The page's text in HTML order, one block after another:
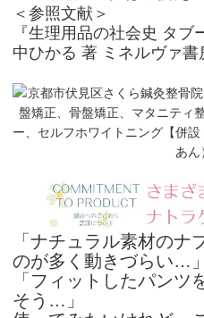
＜参照文献＞
『生理用品の社会史 タ
中ひかる 著 ミネルヴァ書
「ナチュラル素材のナ
のが多く動きづらい…」
「フィットしたパンツ
そう…」